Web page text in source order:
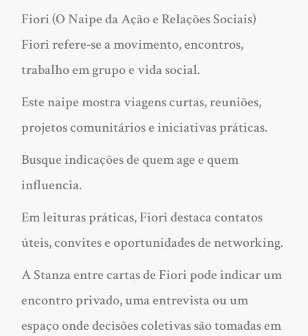
Fiori (O Naipe da Ação e Relações Sociais)
Fiori refere-se a movimento, encontros,
trabalho em grupo e vida social.
Este naipe mostra viagens curtas, reuniões,
projetos comunitários e iniciativas práticas.
Busque indicações de quem age e quem
influencia.
Em leituras práticas, Fiori destaca contatos
úteis, convites e oportunidades de networking.
A Stanza entre cartas de Fiori pode indicar um
encontro privado, uma entrevista ou um
espaço onde decisões coletivas são tomadas em